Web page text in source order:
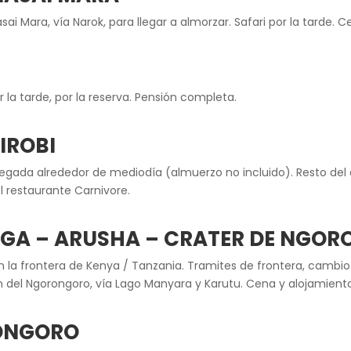
Mara, vía Narok, para llegar a almorzar. Safari por la tarde.
tarde, por la reserva. Pensión completa.
alrededor de mediodía (almuerzo no incluido). Resto
restaurante Carnivore.
– ARUSHA – CRATER DE
la frontera de Kenya / Tanzania. Tramites de frontera,
Ngorongoro, vía Lago Manyara y Karutu. Cena y